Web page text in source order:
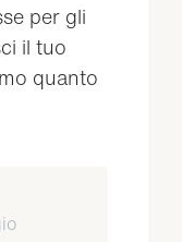
per gli
il tuo
quanto